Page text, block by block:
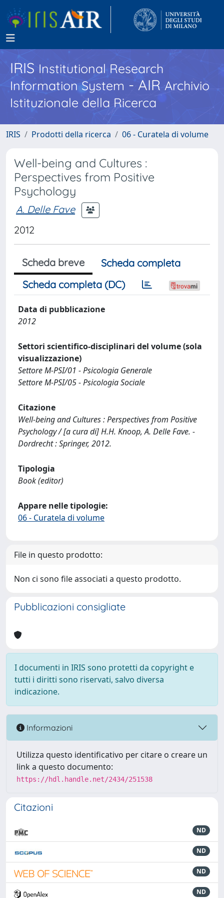
IRISInstitutional Research
Information System - AIR Archivio
Istituzionale della Ricerca
IRIS Prodotti della ricerca 06 - Curatela di volume
Well-being and Cultures :
Perspectives from Positive
Psychology
A. Delle Fave
2012
Scheda breve
Scheda completa
Scheda completa (DC)
Data di pubblicazione
2012
Settori scientifico-disciplinari del volume (sola
visualizzazione)
Settore M-PSI/01 - Psicologia Generale
Settore M-PSI/05 - Psicologia Sociale
Citazione
Well-being and Cultures : Perspectives from Positive
Psychology / [a cura di] H.H. Knoop, A. Delle Fave. -
Dordrecht : Springer, 2012.
Tipologia
Book (editor)
Appare nelle tipologie:
06 - Curatela di volume
File in questo prodotto:
Non ci sono file associati a questo prodotto.
Pubblicazioni consigliate
I documenti in IRIS sono protetti da copyright e
tutti i diritti sono riservati, salvo diversa
indicazione.
Informazioni
Utilizza questo identificativo per citare o creare un
link a questo documento:
https://hdl.handle.net/2434/251538
Citazioni
ND
ND
ND
ND